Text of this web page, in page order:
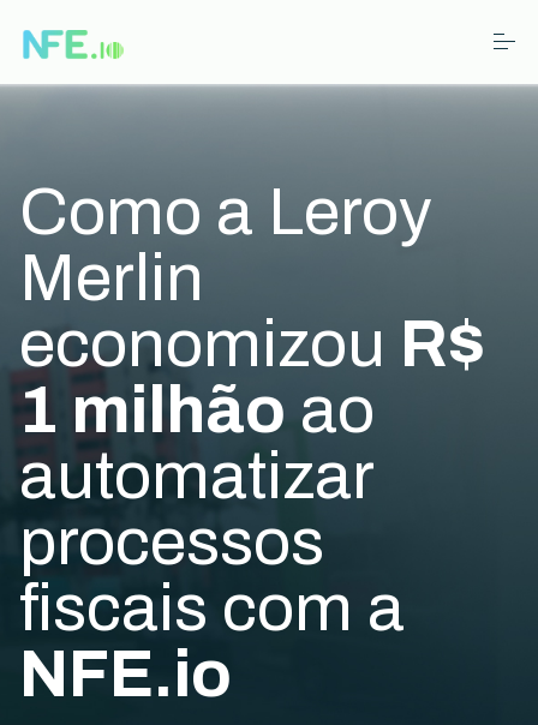
t
Falar com especialista
Como a Leroy
Merlin
economizou R$
1 milhão ao
automatizar
processos
fiscais com a
NFE.io